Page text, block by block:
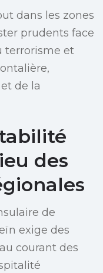
dans les zones
prudents face
terrorisme et
de la
des
de
exige des
courant des